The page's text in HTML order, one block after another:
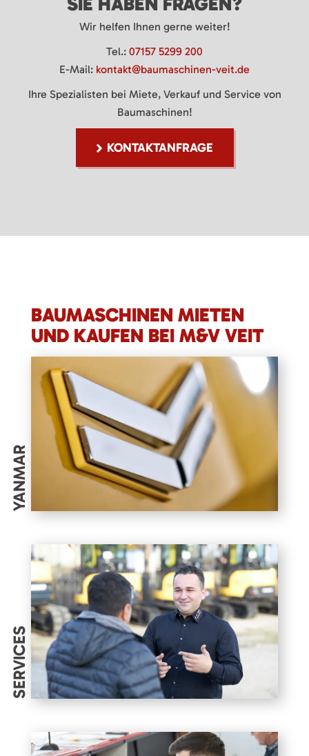
Wir helfen Ihnen gerne weiter!
Tel.: 07157 5299 200
E-Mail: kontakt@baumaschinen-veit.de
Ihre Spezialisten bei Miete, Verkauf und Service von
Baumaschinen!
KONTAKTANFRAGE
BAUMASCHINEN MIETEN
UND KAUFEN BEI M&V VEIT
YANMAR
SERVICES